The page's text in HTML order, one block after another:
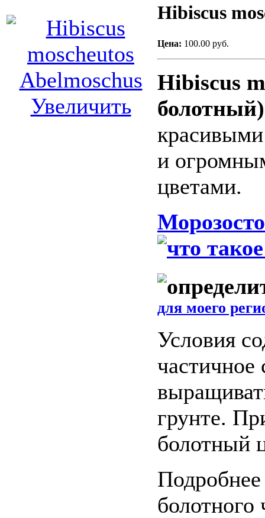
Увеличить
Hibiscus
Цена: 100.00 руб.
Hibiscus
болотный)
и
цветами.
для моего
Условия
грунте.
болотный
болотного